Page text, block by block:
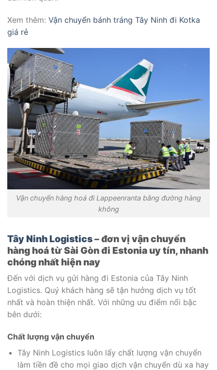
Xem thêm: Vận chuyển bánh tráng Tây Ninh đi Kotka
giá rẻ
Vận chuyển hàng hoá đi Lappeenranta bằng đường hàng
không
Tây Ninh Logistics– đơn vị vận chuyển
hàng hoá từ Sài Gòn đi Estonia uy tín, nhanh
chóng nhất hiện nay
Đến với dịch vụ gửi hàng đi Estonia của Tây Ninh
Logistics. Quý khách hàng sẽ tận hưởng dịch vụ tốt
nhất và hoàn thiện nhất. Với những ưu điểm nổi bậc
bên dưới:
Chất lượng vận chuyển
Tây Ninh Logistics luôn lấy chất lượng vận chuyển
làm tiền đề cho mọi giao dịch vận chuyển dù xa hay